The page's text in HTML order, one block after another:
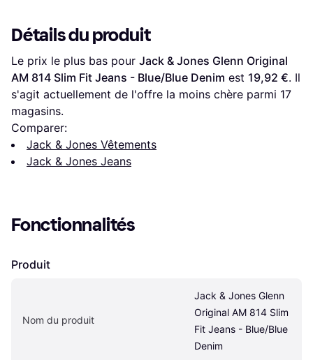
Détails du produit
Le prix le plus bas pour Jack & Jones Glenn Original
AM 814 Slim Fit Jeans - Blue/Blue Denim est 19,92 €. Il
s'agit actuellement de l'offre la moins chère parmi 17
magasins.
Comparer:
Jack & Jones Vêtements
Jack & Jones Jeans
Fonctionnalités
Produit
Nom du produit
Jack & Jones Glenn
Original AM 814 Slim
Fit Jeans - Blue/Blue
Denim